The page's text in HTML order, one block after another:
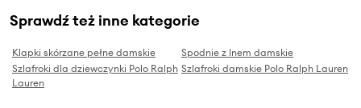
Sprawdź też inne kategorie
Klapki skórzane pełne damskie
Spodnie z lnem damskie
Szlafroki dla dziewczynki Polo Ralph
Lauren
Szlafroki damskie Polo Ralph Lauren